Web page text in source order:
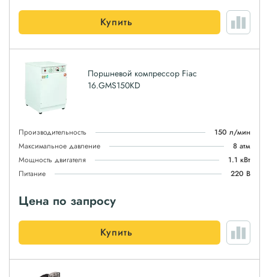
Купить
Поршневой компрессор Fiac
16.GMS150KD
Производительность
150 л/мин
Максимальное давление
8 атм
Мощность двигателя
1.1 кВт
Питание
220 В
Цена по запросу
Купить